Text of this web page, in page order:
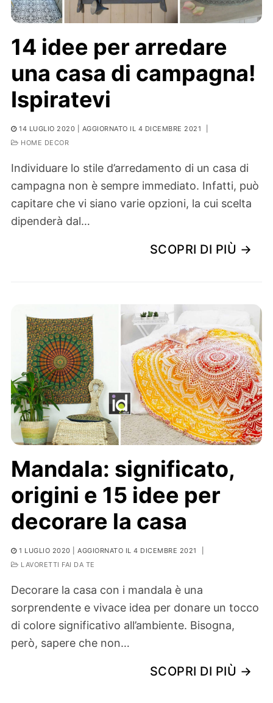
14 idee per arredare
una casa di campagna!
Ispiratevi
14 LUGLIO 2020 | AGGIORNATO IL 4 DICEMBRE 2021
HOME DECOR
Individuare lo stile d’arredamento di un casa di
campagna non è sempre immediato. Infatti, può
capitare che vi siano varie opzioni, la cui scelta
dipenderà dal…
SCOPRI DI PIÙ →
Mandala: significato,
origini e 15 idee per
decorare la casa
1 LUGLIO 2020 | AGGIORNATO IL 4 DICEMBRE 2021
LAVORETTI FAI DA TE
Decorare la casa con i mandala è una
sorprendente e vivace idea per donare un tocco
di colore significativo all’ambiente. Bisogna,
però, sapere che non…
SCOPRI DI PIÙ →